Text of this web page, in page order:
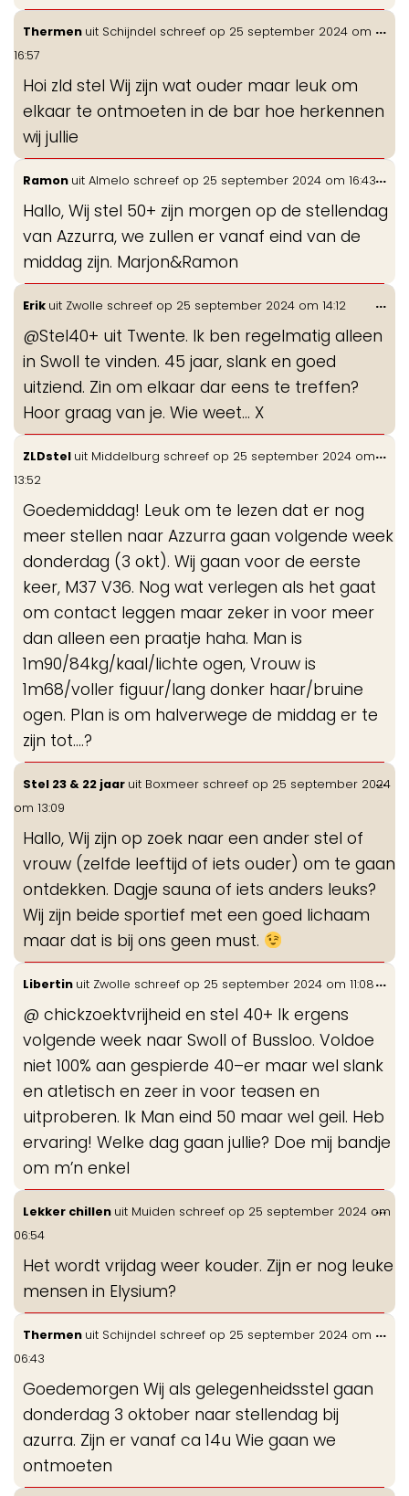
Thermen uit Schijndel schreef op 25 september 2024 om
16:57
Hoi zld stel Wij zijn wat ouder maar leuk om
elkaar te ontmoeten in de bar hoe herkennen
wij jullie
...
Ramon uit Almelo schreef op 25 september 2024 om 16:43
Hallo, Wij stel 50+ zijn morgen op de stellendag
van Azzurra, we zullen er vanaf eind van de
middag zijn. Marjon&Ramon
...
Erik uit Zwolle schreef op 25 september 2024 om 14:12
@Stel40+ uit Twente. Ik ben regelmatig alleen
in Swoll te vinden. 45 jaar, slank en goed
uitziend. Zin om elkaar dar eens te treffen?
Hoor graag van je. Wie weet... X
...
ZLDstel uit Middelburg schreef op 25 september 2024 om
13:52
Goedemiddag! Leuk om te lezen dat er nog
meer stellen naar Azzurra gaan volgende week
donderdag (3 okt). Wij gaan voor de eerste
keer, M37 V36. Nog wat verlegen als het gaat
om contact leggen maar zeker in voor meer
dan alleen een praatje haha. Man is
1m90/84kg/kaal/lichte ogen, Vrouw is
1m68/voller figuur/lang donker haar/bruine
ogen. Plan is om halverwege de middag er te
zijn tot....?
...
Stel 23 & 22 jaar uit Boxmeer schreef op 25 september 2024
om 13:09
Hallo, Wij zijn op zoek naar een ander stel of
vrouw (zelfde leeftijd of iets ouder) om te gaan
ontdekken. Dagje sauna of iets anders leuks?
Wij zijn beide sportief met een goed lichaam
maar dat is bij ons geen must.
...
Libertin uit Zwolle schreef op 25 september 2024 om 11:08
@ chickzoektvrijheid en stel 40+ Ik ergens
volgende week naar Swoll of Bussloo. Voldoe
niet 100% aan gespierde 40–er maar wel slank
en atletisch en zeer in voor teasen en
uitproberen. Ik Man eind 50 maar wel geil. Heb
ervaring! Welke dag gaan jullie? Doe mij bandje
om m’n enkel
...
Lekker chillen uit Muiden schreef op 25 september 2024 om
06:54
Het wordt vrijdag weer kouder. Zijn er nog leuke
mensen in Elysium?
...
Thermen uit Schijndel schreef op 25 september 2024 om
06:43
Goedemorgen Wij als gelegenheidsstel gaan
donderdag 3 oktober naar stellendag bij
azurra. Zijn er vanaf ca 14u Wie gaan we
ontmoeten
...